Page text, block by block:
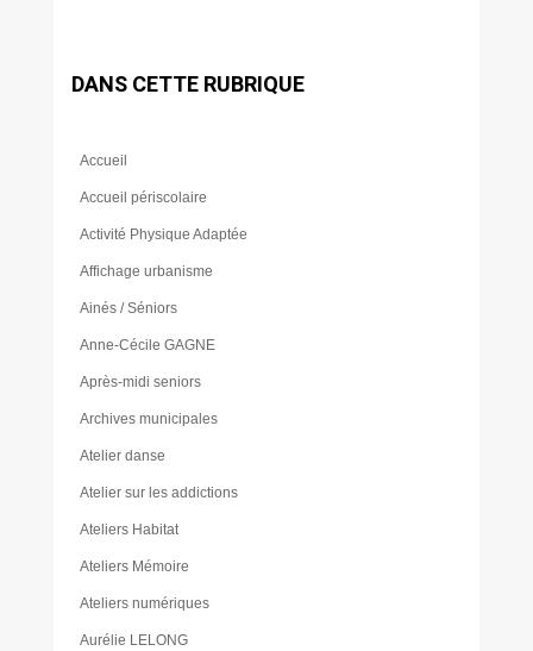
DANS CETTE RUBRIQUE
Accueil
Accueil périscolaire
Activité Physique Adaptée
Affichage urbanisme
Ainés / Séniors
Anne-Cécile GAGNE
Après-midi seniors
Archives municipales
Atelier danse
Atelier sur les addictions
Ateliers Habitat
Ateliers Mémoire
Ateliers numériques
Aurélie LELONG